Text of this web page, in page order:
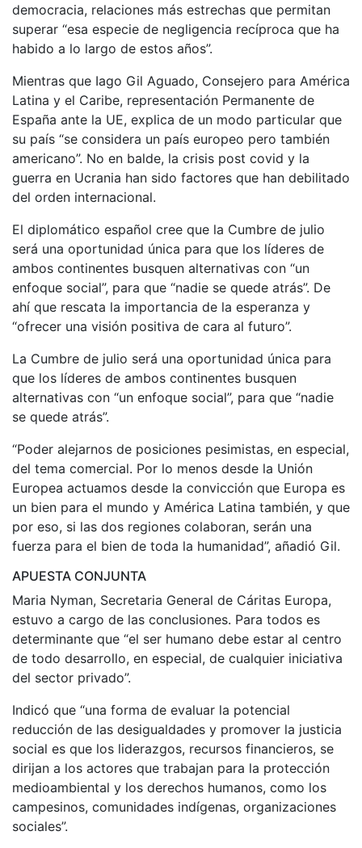
democracia, relaciones más estrechas que permitan
superar “esa especie de negligencia recíproca que ha
habido a lo largo de estos años”.
Mientras que Iago Gil Aguado, Consejero para América
Latina y el Caribe, representación Permanente de
España ante la UE, explica de un modo particular que
su país “se considera un país europeo pero también
americano”. No en balde, la crisis post covid y la
guerra en Ucrania han sido factores que han debilitado
del orden internacional.
El diplomático español cree que la Cumbre de julio
será una oportunidad única para que los líderes de
ambos continentes busquen alternativas con “un
enfoque social”, para que “nadie se quede atrás”. De
ahí que rescata la importancia de la esperanza y
“ofrecer una visión positiva de cara al futuro”.
La Cumbre de julio será una oportunidad única para
que los líderes de ambos continentes busquen
alternativas con “un enfoque social”, para que “nadie
se quede atrás”.
“Poder alejarnos de posiciones pesimistas, en especial,
del tema comercial. Por lo menos desde la Unión
Europea actuamos desde la convicción que Europa es
un bien para el mundo y América Latina también, y que
por eso, si las dos regiones colaboran, serán una
fuerza para el bien de toda la humanidad”, añadió Gil.
APUESTA CONJUNTA
Maria Nyman, Secretaria General de Cáritas Europa,
estuvo a cargo de las conclusiones. Para todos es
determinante que “el ser humano debe estar al centro
de todo desarrollo, en especial, de cualquier iniciativa
del sector privado”.
Indicó que “una forma de evaluar la potencial
reducción de las desigualdades y promover la justicia
social es que los liderazgos, recursos financieros, se
dirijan a los actores que trabajan para la protección
medioambiental y los derechos humanos, como los
campesinos, comunidades indígenas, organizaciones
sociales”.